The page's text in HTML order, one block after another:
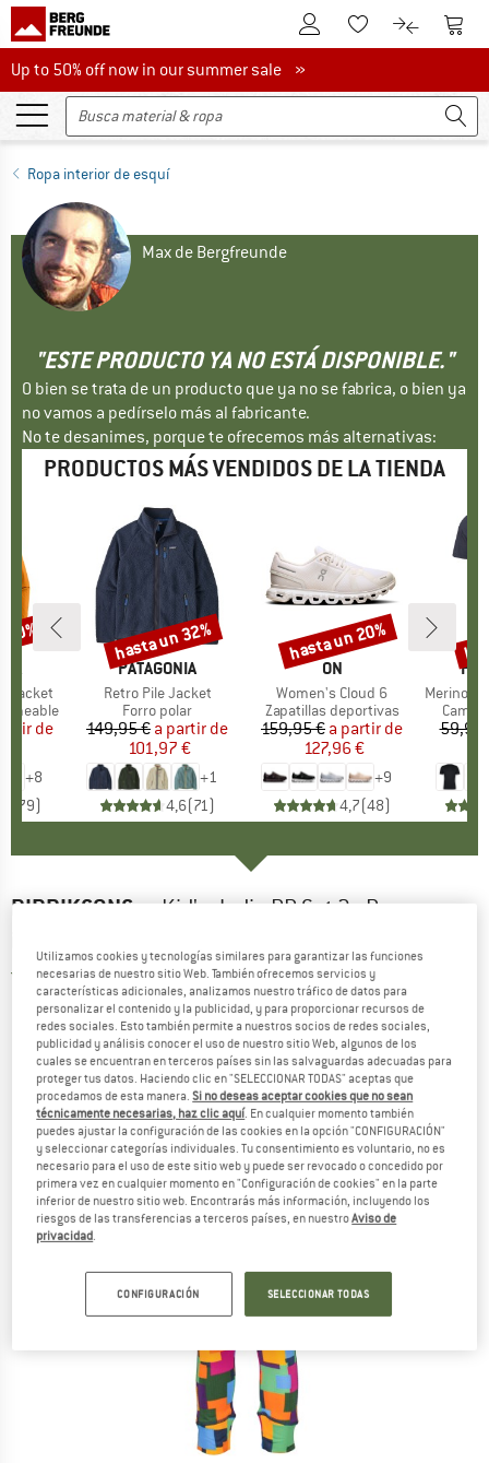
A la cuenta de cliente
A la lista de
A la A la
Up to 50% off now in our summer sale
Up to 50% off now in our summer sale »
Ropa interior de esquí
Max de Bergfreunde
"ESTE PRODUCTO YA NO ESTÁ DISPONIBLE."
O bien se trata de un producto que ya no se fabrica, o bien ya
no vamos a pedírselo más al fabricante.
No te desanimes, porque te ofrecemos más alternativas:
PRODUCTOS MÁS VENDIDOS DE LA TIENDA
Jacket
reducido
de
+8
79)
MARCA
PATAGONIA
Artículo
Retro Pile Jacket
Product group
Forro polar
Precio
149,95 € Precio reducido
a partir de
101,97 €
+1
4,6(71)
Descuento
hasta un 32%
MARCA
ON
Artículo
Women's Cloud 6
Product group
Zapatillas deportivas
Precio
159,95 € Precio reducido
a partir de
127,96 €
+9
4,7(48)
Descuento
hasta un 20%
Artículo
MerinoMix150
59,95
DIDRIKSONS
Kid's Jadis PR Set 3 - Ropa
5,0(1)
Utilizamos cookies y tecnologías similares para garantizar las funciones
necesarias de nuestro sitio Web. También ofrecemos servicios y
características adicionales, analizamos nuestro tráfico de datos para
personalizar el contenido y la publicidad, y para proporcionar recursos de
redes sociales. Esto también permite a nuestros socios de redes sociales,
publicidad y análisis conocer el uso de nuestro sitio Web, algunos de los
cuales se encuentran en terceros países sin las salvaguardas adecuadas para
proteger tus datos. Haciendo clic en "SELECCIONAR TODAS" aceptas que
procedamos de esta manera.Si no deseas aceptar cookies que no sean
técnicamente necesarias, haz clic aquí. En cualquier momento también
puedes ajustar la configuración de las cookies en la opción "CONFIGURACIÓN"
y seleccionar categorías individuales. Tu consentimiento es voluntario, no es
necesario para el uso de este sitio web y puede ser revocado o concedido por
primera vez en cualquier momento en "Configuración de cookies" en la parte
inferior de nuestro sitio web. Encontrarás más información, incluyendo los
riesgos de las transferencias a terceros países, en nuestroAviso de
privacidad.
CONFIGURACIÓN SELECCIONAR TODAS